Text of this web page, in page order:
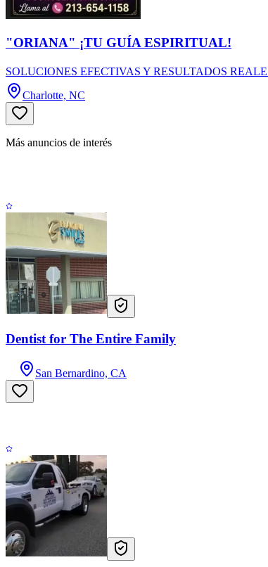
"ORIANA" ¡TU GUÍA ESPIRITUAL!
SOLUCIONES EFECTIVAS Y RESULTADOS
Charlotte, NC
Más anuncios de interés
Dentist for The Entire Family
San Bernardino, CA